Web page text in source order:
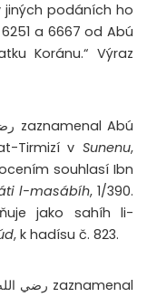
jiných podáních ho
a 6667 od Abú
Tirmizí vSunenu,
souhlasí Ibn
l-masábíh, 1/390.
jako sahíh li-
, k hadísu č. 823.